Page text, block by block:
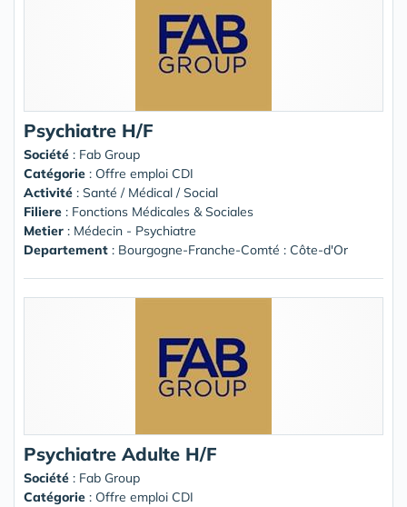
Psychiatre H/F
Société : Fab Group
Catégorie : Offre emploi CDI
Activité : Santé / Médical / Social
Filiere : Fonctions Médicales & Sociales
Metier : Médecin - Psychiatre
Departement : Bourgogne-Franche-Comté : Côte-d'Or
Psychiatre Adulte H/F
Société : Fab Group
Catégorie : Offre emploi CDI